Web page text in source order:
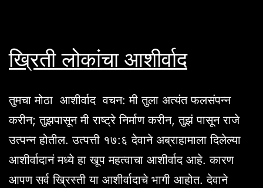
ख्रिती लोकांचा आशीर्वाद
तुमचा मोठा आशीर्वाद वचन: मी तुला अत्यंत फलसंपन्न
करीन; तुझपासून मी राष्ट्रे निर्माण करीन, तुझं पासून राजे
उत्पन्न होतील. उत्पत्ती १७:६ देवाने अब्राहामाला दिलेल्या
आशीर्वादानं मध्ये हा खूप महत्वाचा आशीर्वाद आहे. कारण
आपण सर्व ख्रिस्ती या आशीर्वादाचे भागी आहोत. देवाने